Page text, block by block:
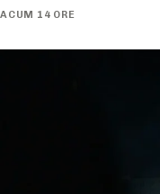
ACUM 14 ORE